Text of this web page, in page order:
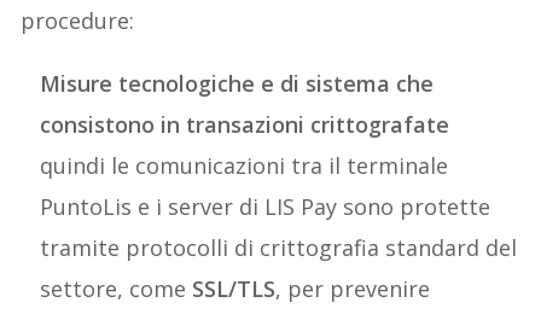
procedure:
Misure tecnologiche e di sistema che
consistono in transazioni crittografate
quindi le comunicazioni tra il terminale
PuntoLis e i server di LIS Pay sono protette
tramite protocolli di crittografia standard del
settore, come SSL/TLS, per prevenire